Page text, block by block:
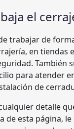
el
trabajar de
en tiendas
También
para atender
de
detalle
de esta página,